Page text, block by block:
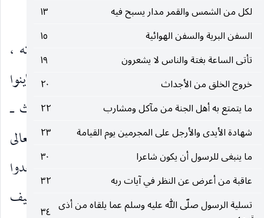
لكل من الشمس والقمر مدار يسبح فيه
١٣
السفن البرية والسفن الهوائية
١٥
تأتى الساعة بغتة والناس لا يشعرون
١٩
خروج الخلق من الأجداث
٢٠
ما يتمتع به أهل الجنة من مآكل ومشارب
٢٢
شهادة الأيدى والأرجل على المجرمين يوم القيامة
٢٣
ما ينبغى للرسول أن يكون شاعرا
٣٠
عاقبة من أعرض عن النظر في آيات ربه
٣٢
تسلية الرسول صلّى الله عليه وسلم عما يلقاه من أذى ٣٤
المعنى الجملي
بعد أن ذكر فيما سلف الدلائل على عظيم قدرته ،
ووجوب عبادته ، وبطلان إشراكهم به ، بعد أن عاينوا
فيما بين أيديهم ما يوجب التوحيد والإقرار بالبعث ـ
أردف ذلك ذكر حجة من أنفسهم دالة على قدرته تعالى
ومبطلة لإنكارهم له ، ثم ذكر أن بعض خلقه استبعدوا
البعث ونسوا بدء أمرهم وكيف خلقوا ، وقالوا : كيف